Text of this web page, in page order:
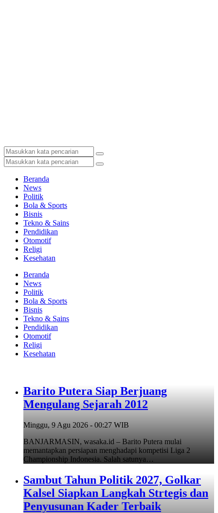
Beranda
News
Politik
Bola & Sports
Bisnis
Tekno & Sains
Pendidikan
Otomotif
Religi
Kesehatan
Beranda
News
Politik
Bola & Sports
Bisnis
Tekno & Sains
Pendidikan
Otomotif
Religi
Kesehatan
Barito Putera Siap Berjuang
Mengulang Sejarah 2012
Minggu, 9 Agu 2026 - 00:27 WIB
BANJARMASIN, wasaka.id – Barito Putera mulai
memantapkan persiapan menghadapi kompetisi Liga 2
Championship Indonesia. Salah satunya…
Sambut Tahun Politik 2027, Golkar
Kalsel Siapkan Langkah Strtegis dan
Penyusunan Kader Terbaik